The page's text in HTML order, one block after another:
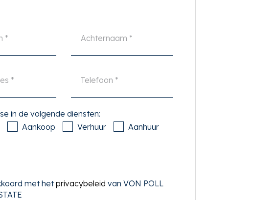
in de volgende diensten:
Aankoop Verhuur
Aanhuur
met hetprivacybeleid van VON POLL